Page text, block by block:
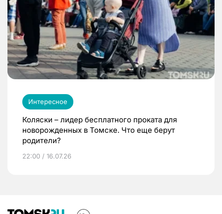
Интересное
Коляски – лидер бесплатного проката для
новорожденных в Томске. Что еще берут
родители?
22:00 / 16.07.26